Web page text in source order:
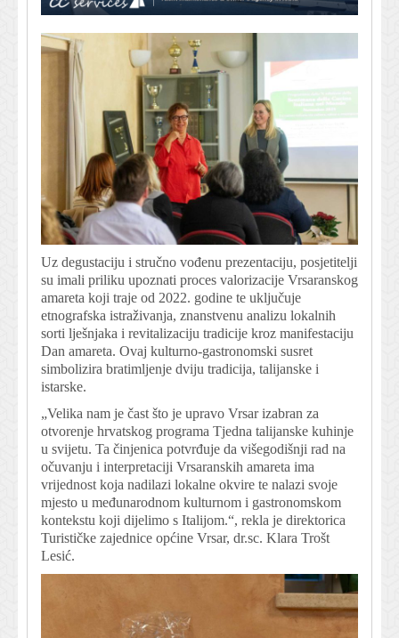
Uz degustaciju i stručno vođenu prezentaciju, posjetitelji
su imali priliku upoznati proces valorizacije Vrsaranskog
amareta koji traje od 2022. godine te uključuje
etnografska istraživanja, znanstvenu analizu lokalnih
sorti lješnjaka i revitalizaciju tradicije kroz manifestaciju
Dan amareta. Ovaj kulturno-gastronomski susret
simbolizira bratimljenje dviju tradicija, talijanske i
istarske.
„Velika nam je čast što je upravo Vrsar izabran za
otvorenje hrvatskog programa Tjedna talijanske kuhinje
u svijetu. Ta činjenica potvrđuje da višegodišnji rad na
očuvanju i interpretaciji Vrsaranskih amareta ima
vrijednost koja nadilazi lokalne okvire te nalazi svoje
mjesto u međunarodnom kulturnom i gastronomskom
kontekstu koji dijelimo s Italijom.“, rekla je direktorica
Turističke zajednice općine Vrsar, dr.sc. Klara Trošt
Lesić.